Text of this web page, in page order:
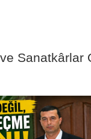
Sanatkârlar